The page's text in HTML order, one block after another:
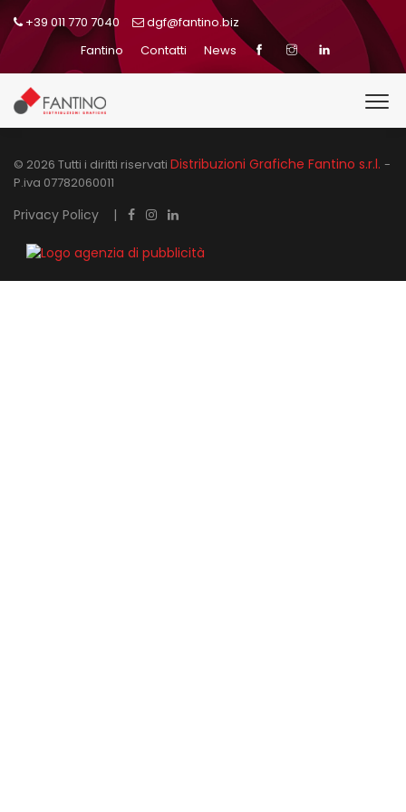
+39 011 770 7040
dgf@fantino.biz
Fantino
Contatti News
© 2026 Tutti i diritti riservati Distribuzioni Grafiche Fantino s.r.l. -
P.iva 07782060011
Privacy Policy |